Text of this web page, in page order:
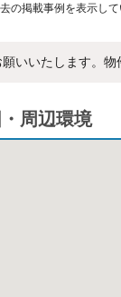
の掲載事例を表示して
いいたします。
周辺環境